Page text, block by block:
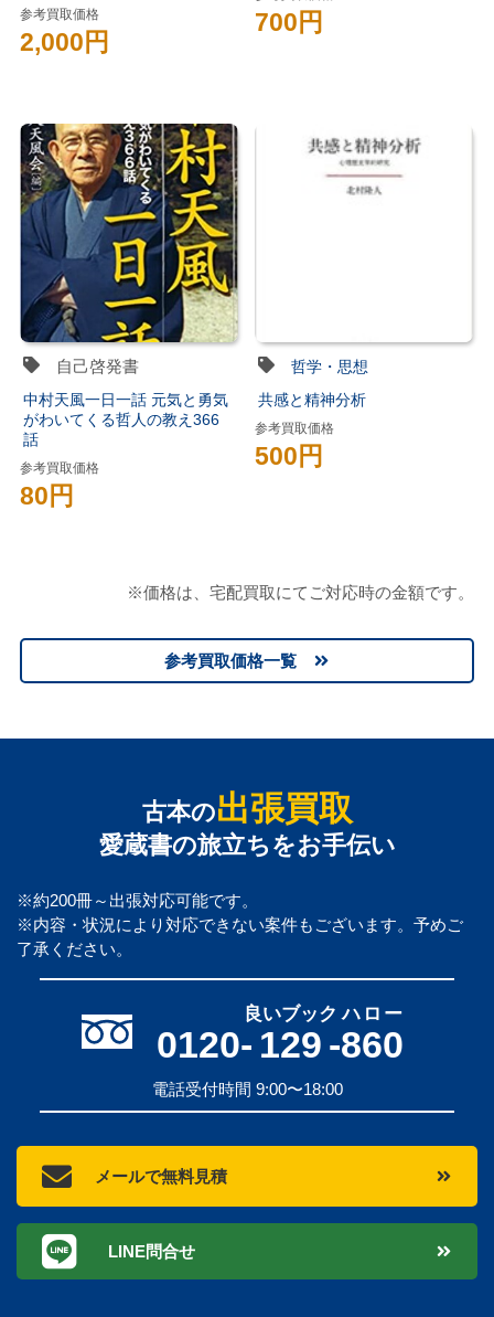
参考買取価格
2,000円
700円
自己啓発書
中村天風一日一話 元気と勇気
がわいてくる哲人の教え366
話
参考買取価格
80円
哲学・思想
共感と精神分析
参考買取価格
500円
※価格は、宅配買取にてご対応時の金額です。
参考買取価格一覧
古本の出張買取
愛蔵書の旅立ちをお手伝い
※約200冊～出張対応可能です。
※内容・状況により対応できない案件もございます。予めご
了承ください。
0120- 129
良いブック
-860
ハロー
電話受付時間 9:00〜18:00
メールで無料見積
LINE問合せ